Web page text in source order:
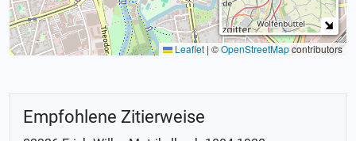
Leaflet | ©OpenStreetMapcontributors
Empfohlene Zitierweise